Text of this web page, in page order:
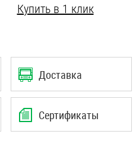
Купить в 1 клик
Доставка
Сертификаты